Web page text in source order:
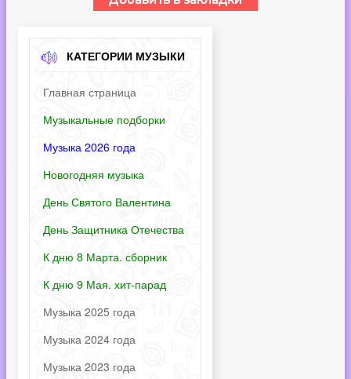
КАТЕГОРИИ МУЗЫКИ
Главная страница
Музыкальные подборки
Музыка 2026 года
Новогодняя музыка
День Святого Валентина
День Защитника Отечества
К дню 8 Марта. сборник
К дню 9 Мая. хит-парад
Музыка 2025 года
Музыка 2024 года
Музыка 2023 года